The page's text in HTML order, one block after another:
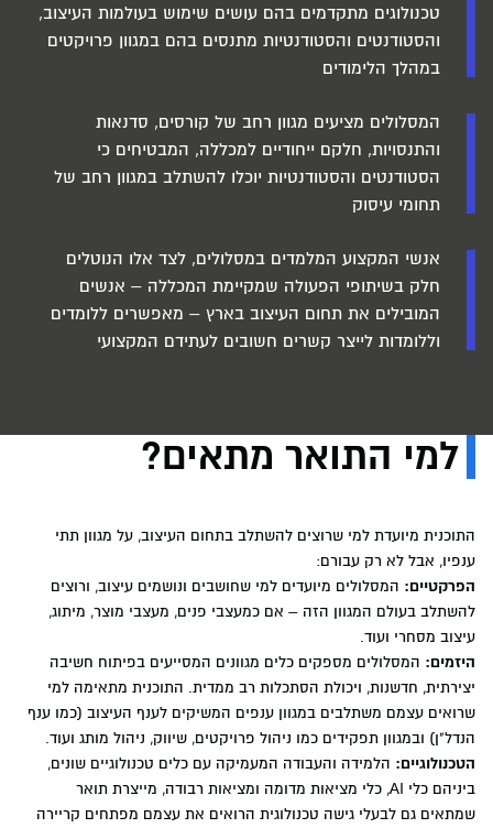
טכנולוגים מתקדמים בהם עושים שימוש בעולמות העיצוב,
והסטודנטים והסטודנטיות מתנסים בהם במגוון פרויקטים
במהלך הלימודים
המסלולים מציעים מגוון רחב של קורסים, סדנאות
והתנסויות, חלקם ייחודיים למכללה, המבטיחים כי
הסטודנטים והסטודנטיות יוכלו להשתלב במגוון רחב של
תחומי עיסוק
אנשי המקצוע המלמדים במסלולים, לצד אלו הנוטלים
חלק בשיתופי הפעולה שמקיימת המכללה – אנשים
המובילים את תחום העיצוב בארץ – מאפשרים ללומדים
וללומדות לייצר קשרים חשובים לעתידם המקצועי
למי התואר מתאים?
התוכנית מיועדת למי שרוצים להשתלב בתחום העיצוב, על מגוון תתי
ענפיו, אבל לא רק עבורם:
הפרקטיים: המסלולים מיועדים למי שחושבים ונושמים עיצוב, ורוצים
להשתלב בעולם המגוון הזה – אם כמעצבי פנים, מעצבי מוצר, מיתוג,
עיצוב מסחרי ועוד.
היזמים: המסלולים מספקים כלים מגוונים המסייעים בפיתוח חשיבה
יצירתית, חדשנות, ויכולת הסתכלות רב ממדית. התוכנית מתאימה למי
שרואים עצמם משתלבים במגוון ענפים המשיקים לענף העיצוב (כמו ענף
הנדל"ן) ובמגוון תפקידים כמו ניהול פרויקטים, שיווק, ניהול מותג ועוד.
הטכנולוגיים: הלמידה והעבודה המעמיקה עם כלים טכנולוגיים שונים,
ביניהם כלי AI, כלי מציאות מדומה ומציאות רבודה, מייצרת תואר
שמתאים גם לבעלי גישה טכנולוגית הרואים את עצמם מפתחים קריירה